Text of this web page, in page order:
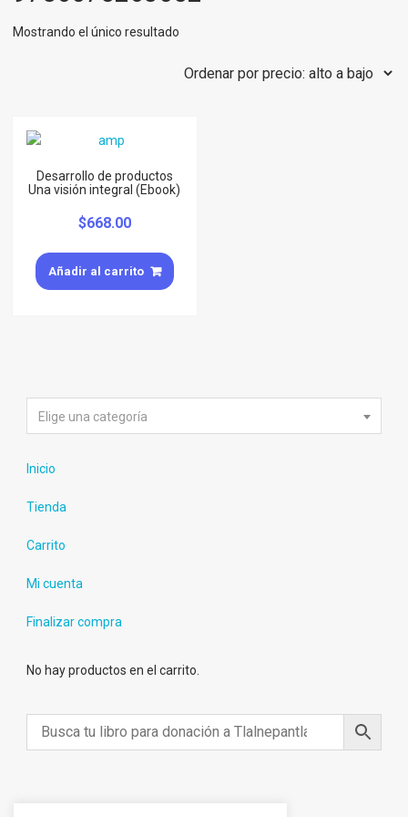
Mostrando el único resultado
Desarrollo de productos
Una visión integral (Ebook)
$668.00
Añadir al carrito
Elige una categoría
Inicio
Tienda
Carrito
Mi cuenta
Finalizar compra
No hay productos en el carrito.